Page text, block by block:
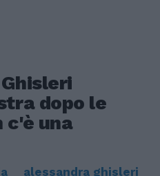
dopo le
c'è una
alessandra ghisleri